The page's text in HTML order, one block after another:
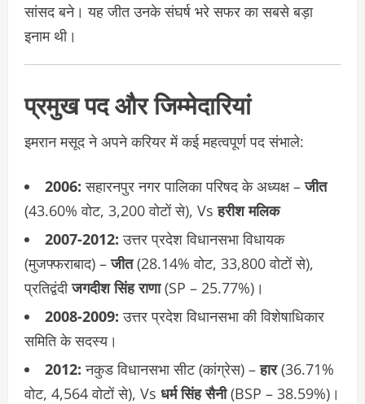
सांसद बने। यह जीत उनके संघर्ष भरे सफर का सबसे बड़ा
इनाम थी।
प्रमुख पद और जिम्मेदारियां
इमरान मसूद ने अपने करियर में कई महत्वपूर्ण पद संभाले:
2006: सहारनपुर नगर पालिका परिषद के अध्यक्ष –जीत
(43.60% वोट, 3,200 वोटों से), Vsहरीश मलिक
2007-2012: उत्तर प्रदेश विधानसभा विधायक
(मुजफ्फराबाद) –जीत(28.14% वोट, 33,800 वोटों से),
प्रतिद्वंदीजगदीश सिंह राणा(SP – 25.77%)।
2008-2009: उत्तर प्रदेश विधानसभा की विशेषाधिकार
समिति के सदस्य।
2012: नकुड विधानसभा सीट (कांग्रेस) –हार(36.71%
वोट, 4,564 वोटों से), Vs धर्म सिंह सैनी(BSP – 38.59%)।